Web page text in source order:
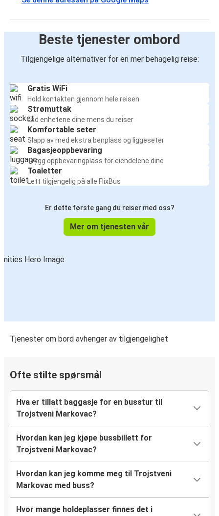
Beste tjenester ombord
Tilgjengelige alternativer for en mer behagelig reise:
Gratis WiFi
Hold kontakten gjennom hele reisen
Strømuttak
Lad enhetene dine mens du reiser
Komfortable seter
Slapp av med ekstra benplass og liggeseter
Bagasjeoppbevaring
Trygg oppbevaringplass for eiendelene dine
Toaletter
Lett tilgjengelig på alle FlixBus
Er dette første gang du reiser med oss?
Mer om tjenesten vår
Tjenester om bord avhenger av tilgjengelighet
Ofte stilte spørsmål
Hva er tillatt baggasje for en busstur til
Trojstveni Markovac?
Hvordan kan jeg kjøpe bussbillett for
Trojstveni Markovac?
Hvordan kan jeg komme meg til Trojstveni
Markovac med buss?
Hvor mange holdeplasser finnes det i